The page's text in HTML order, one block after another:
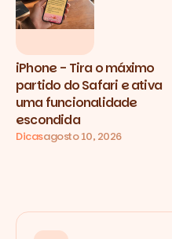
iPhone - Tira o máximo
partido do Safari e ativa
uma funcionalidade
escondida
Dicasagosto 10, 2026